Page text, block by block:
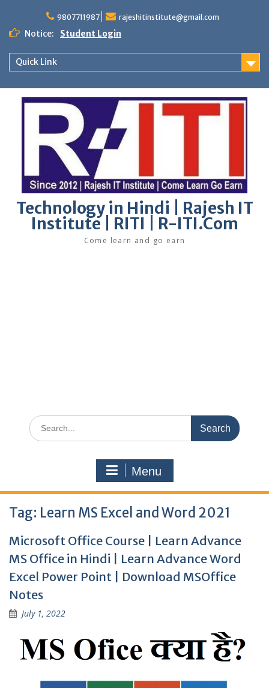
content
9807711987 rajeshitinstitute@gmail.com
Notice: Student Login
Quick Link
Technology in Hindi | Rajesh IT
Institute | RITI | R-ITI.Com
Come learn and go earn
Search
for:
Menu
Tag: Learn MS Excel and Word 2021
Microsoft Office Course | Learn Advance
MS Office in Hindi | Learn Advance Word
Excel Power Point | Download MSOffice
Notes
July 1, 2022